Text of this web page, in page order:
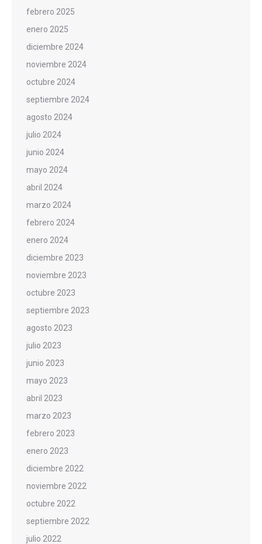
febrero 2025
enero 2025
diciembre 2024
noviembre 2024
octubre 2024
septiembre 2024
agosto 2024
julio 2024
junio 2024
mayo 2024
abril 2024
marzo 2024
febrero 2024
enero 2024
diciembre 2023
noviembre 2023
octubre 2023
septiembre 2023
agosto 2023
julio 2023
junio 2023
mayo 2023
abril 2023
marzo 2023
febrero 2023
enero 2023
diciembre 2022
noviembre 2022
octubre 2022
septiembre 2022
julio 2022